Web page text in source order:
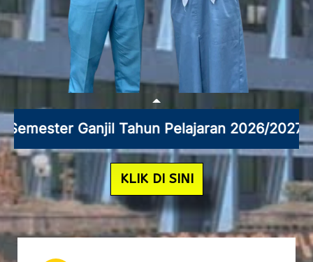
Tahun Pelajaran 2026/2027 | Informasi
KLIK DI SINI